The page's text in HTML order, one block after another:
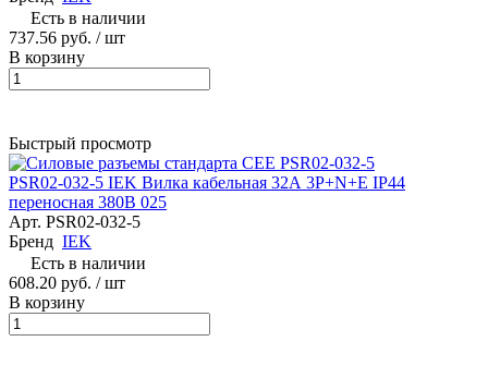
Есть в наличии
737.56 руб. / шт
В корзину
Быстрый просмотр
PSR02-032-5 IEK Вилка кабельная 32А 3Р+N+Е IР44
переносная 380В 025
Арт. PSR02-032-5
Бренд IEK
Есть в наличии
608.20 руб. / шт
В корзину